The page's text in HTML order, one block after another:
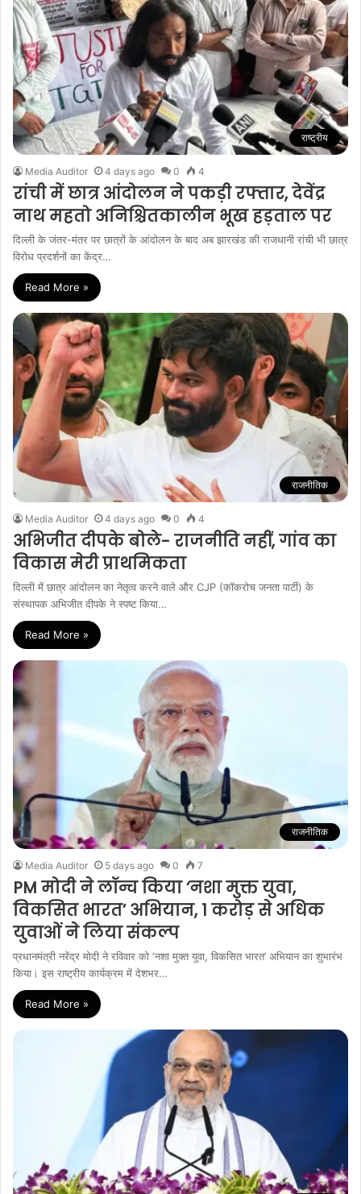
राष्ट्रीय
Media Auditor 4 days ago 0 4
रांची में छात्र आंदोलन ने पकड़ी रफ्तार, देवेंद्र
नाथ महतो अनिश्चितकालीन भूख हड़ताल पर
दिल्ली के जंतर-मंतर पर छात्रों के आंदोलन के बाद अब झारखंड की राजधानी रांची भी छात्र
विरोध प्रदर्शनों का केंद्र…
Read More »
राजनीतिक
Media Auditor 4 days ago 0 4
अभिजीत दीपके बोले- राजनीति नहीं, गांव का
विकास मेरी प्राथमिकता
दिल्ली में छात्र आंदोलन का नेतृत्व करने वाले और CJP (कॉकरोच जनता पार्टी) के
संस्थापक अभिजीत दीपके ने स्पष्ट किया…
Read More »
राजनीतिक
Media Auditor 5 days ago 0 7
PM मोदी ने लॉन्च किया ‘नशा मुक्त युवा,
विकसित भारत’ अभियान, 1 करोड़ से अधिक
युवाओं ने लिया संकल्प
प्रधानमंत्री नरेंद्र मोदी ने रविवार को ‘नशा मुक्त युवा, विकसित भारत’ अभियान का शुभारंभ
किया। इस राष्ट्रीय कार्यक्रम में देशभर…
Read More »